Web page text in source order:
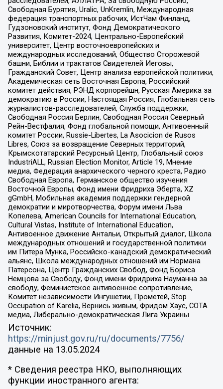
Свободная Бурятия, Uralic, UnKremlin, Международная
федерация транспортных рабочих, ИстЧам Финланд,
Гудзоновский институт, Фонд Демократического
Развития, Комитет-2024, Центрально-Европейский
университет, Центр восточноевропейских и
международных исследований, Общество Сторожевой
башни, Библии и трактатов Свидетелей Иеговы,
Гражданский Совет, Центр анализа европейской политики,
Академическая сеть Восточная Европа, Российский
комитет действия, РЭНД корпорейшн, Русская Америка за
демократию в России, Настоящая Россия, Глобальная сеть
журналистов-расследователей, Служба поддержки,
Свободная Россия Берлин, Свободная Россия Северный
Рейн-Вестфалия, Фонд глобальной помощи, Антивоенный
комитет России, Russie-Libertes, La Asocicion de Rusos
Libres, Союз за возвращение Северных территорий,
Крымскотатарский Ресурсный Центр, Глобальный союз
IndustriALL, Russian Election Monitor, Article 19, Мнение
медиа, Федерация анархического черного креста, Радио
Свободная Европа, Германское общество изучения
Восточной Европы, Фонд имени Фридриха Эберта, XZ
gGmbH, Мобильная академия поддержки гендерной
демократии и миротворчества, Форум имени Льва
Копелева, American Councils for International Education,
Cultural Vistas, Institute of International Education,
Антивоенное движение Антальи, Открытый диалог, Школа
международных отношений и государственной политики
им Питера Мунка, Российско-канадский демократический
альянс, Школа международных отношений им Нормана
Патерсона, Центр Гражданских Свобод, Фонд Бориса
Немцова за Свободу, Фонд имени Фридриха Науманна за
свободу, Феминистское антивоенное сопротивление,
Комитет независимости Ингушетии, Прометей, Stop
Occupation of Karelia, Вернись живым, Фридом Хаус, СОТА
медиа, Либерально-демократическая Лига Украины
Источник:
https://minjust.gov.ru/ru/documents/7756/
данные на 13.05.2024
* Сведения реестра НКО, выполняющих
функции иностранного агента: